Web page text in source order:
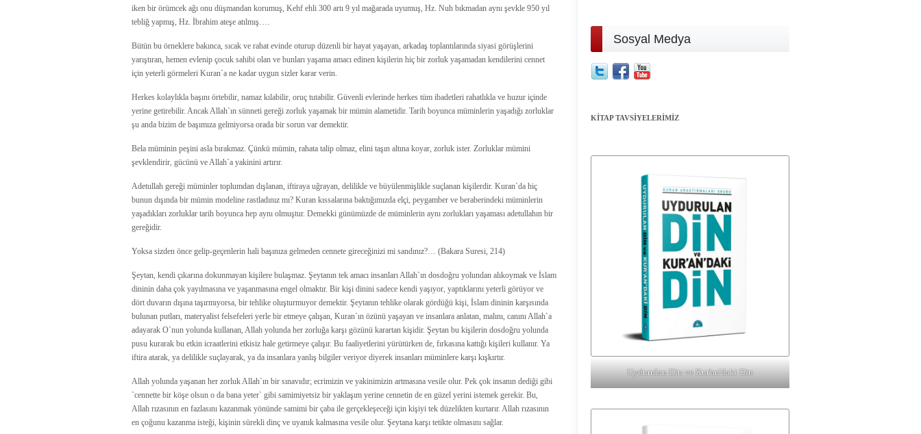
iken bir örümcek ağı onu düşmandan korumuş, Kehf ehli 300 artı 9 yıl mağarada uyumuş, Hz. Nuh bıkmadan aynı şevkle 950 yıl
tebliğ yapmış, Hz. İbrahim ateşe atılmış….
Bütün bu örneklere bakınca, sıcak ve rahat evinde oturup düzenli bir hayat yaşayan, arkadaş toplantılarında siyasi görüşlerini
yarıştıran, hemen evlenip çocuk sahibi olan ve bunları yaşama amacı edinen kişilerin hiç bir zorluk yaşamadan kendilerini cennet
için yeterli görmeleri Kuran`a ne kadar uygun sizler karar verin.
Herkes kolaylıkla başını örtebilir, namaz kılabilir, oruç tutabilir. Güvenli evlerinde herkes tüm ibadetleri rahatlıkla ve huzur içinde
yerine getirebilir. Ancak Allah`ın sünneti gereği zorluk yaşamak bir mümin alametidir. Tarih boyunca müminlerin yaşadığı zorluklar
şu anda bizim de başımıza gelmiyorsa orada bir sorun var demektir.
Bela müminin peşini asla bırakmaz. Çünkü mümin, rahata talip olmaz, elini taşın altına koyar, zorluk ister. Zorluklar mümini
şevklendirir, gücünü ve Allah`a yakinini artırır.
Adetullah gereği müminler toplumdan dışlanan, iftiraya uğrayan, delilikle ve büyülenmişlikle suçlanan kişilerdir. Kuran`da hiç
bunun dışında bir mümin modeline rastladınız mı? Kuran kıssalarına baktığımızda elçi, peygamber ve beraberindeki müminlerin
yaşadıkları zorluklar tarih boyunca hep aynı olmuştur. Demekki günümüzde de müminlerin aynı zorlukları yaşaması adetullahın bir
gereğidir.
Yoksa sizden önce gelip-geçenlerin hali başınıza gelmeden cennete gireceğinizi mi sandınız?… (Bakara Suresi, 214)
Şeytan, kendi çıkarına dokunmayan kişilere bulaşmaz. Şeytanın tek amacı insanları Allah`ın dosdoğru yolundan alıkoymak ve İslam
dininin daha çok yayılmasına ve yaşanmasına engel olmaktır. Bir kişi dinini sadece kendi yaşıyor, yaptıklarını yeterli görüyor ve
dört duvarın dışına taşırmıyorsa, bir tehlike oluşturmuyor demektir. Şeytanın tehlike olarak gördüğü kişi, İslam dininin karşısında
bulunan putları, materyalist felsefeleri yerle bir etmeye çalışan, Kuran`ın özünü yaşayan ve insanlara anlatan, malını, canını Allah`a
adayarak O`nun yolunda kullanan, Allah yolunda her zorluğa karşı gözünü karartan kişidir. Şeytan bu kişilerin dosdoğru yolunda
pusu kurarak bu etkin icraatlerini etkisiz hale getirmeye çalışır. Bu faaliyetlerini yürütürken de, fırkasına kattığı kişileri kullanır. Ya
iftira atarak, ya delilikle suçlayarak, ya da insanlara yanlış bilgiler veriyor diyerek insanları müminlere karşı kışkırtır.
Allah yolunda yaşanan her zorluk Allah`ın bir sınavıdır; ecrimizin ve yakinimizin artmasına vesile olur. Pek çok insanın dediği gibi
`cennette bir köşe olsun o da bana yeter` gibi samimiyetsiz bir yaklaşım yerine cennetin de en güzel yerini istemek gerekir. Bu,
Allah rızasının en fazlasını kazanmak yönünde samimi bir çaba ile gerçekleşeceği için kişiyi tek düzelikten kurtarır. Allah rızasının
en çoğunu kazanma isteği, kişinin sürekli dinç ve uyanık kalmasına vesile olur. Şeytana karşı tetikte olmasını sağlar.
Sosyal Medya
KİTAP TAVSİYELERİMİZ
Uydurulan Din ve Kur'an'daki Din